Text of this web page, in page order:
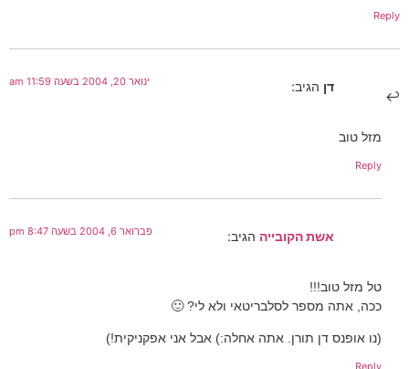
Reply
דן הגיב: ינואר 20, 2004 בשעה 11:59 am
מזל טוב
Reply
אשת הקובייה הגיב: פברואר 6, 2004 בשעה 8:47 pm
טל מזל טוב!!!
ככה, אתה מספר לסלבריטאי ולא לי? 🙂
(נו אופנס דן תורן. אתה אחלה:) אבל אני אפקניקית!)
Reply